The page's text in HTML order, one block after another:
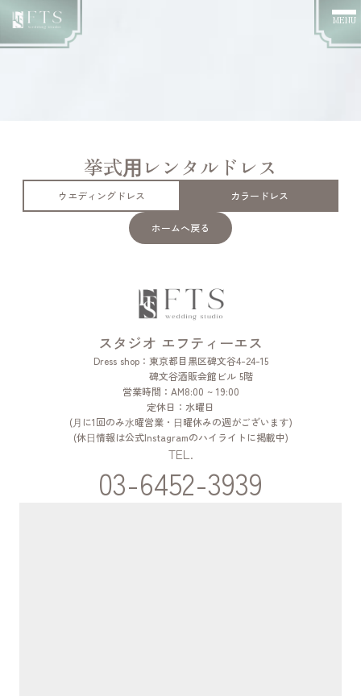
MENU
挙式⽤レンタルドレス
ウエディングドレス カラードレス
ホームへ戻る
スタジオ エフティーエス
Dress shop： 東京都目黒区碑文谷4-24-15
碑文谷酒販会館ビル 5階
営業時間：AM8:00 ~ 19:00
定休日：水曜日
(⽉に1回のみ⽔曜営業・⽇曜休みの週がございます)
(休⽇情報は公式Instagramのハイライトに掲載中)
TEL.
03-6452-3939